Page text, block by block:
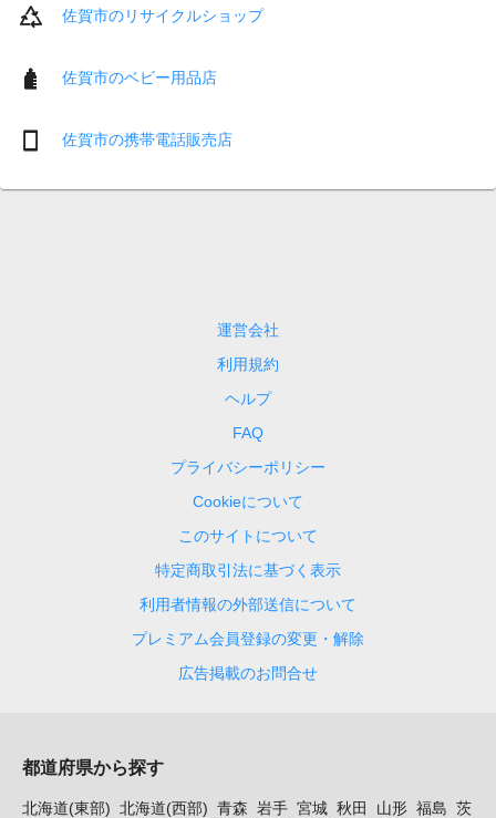
佐賀市のリサイクルショップ
佐賀市のベビー用品店
佐賀市の携帯電話販売店
運営会社
利用規約
ヘルプ
FAQ
プライバシーポリシー
Cookieについて
このサイトについて
特定商取引法に基づく表示
利用者情報の外部送信について
プレミアム会員登録の変更・解除
広告掲載のお問合せ
都道府県から探す
北海道(東部) 北海道(西部) 青森 岩手 宮城 秋田 山形 福島 茨